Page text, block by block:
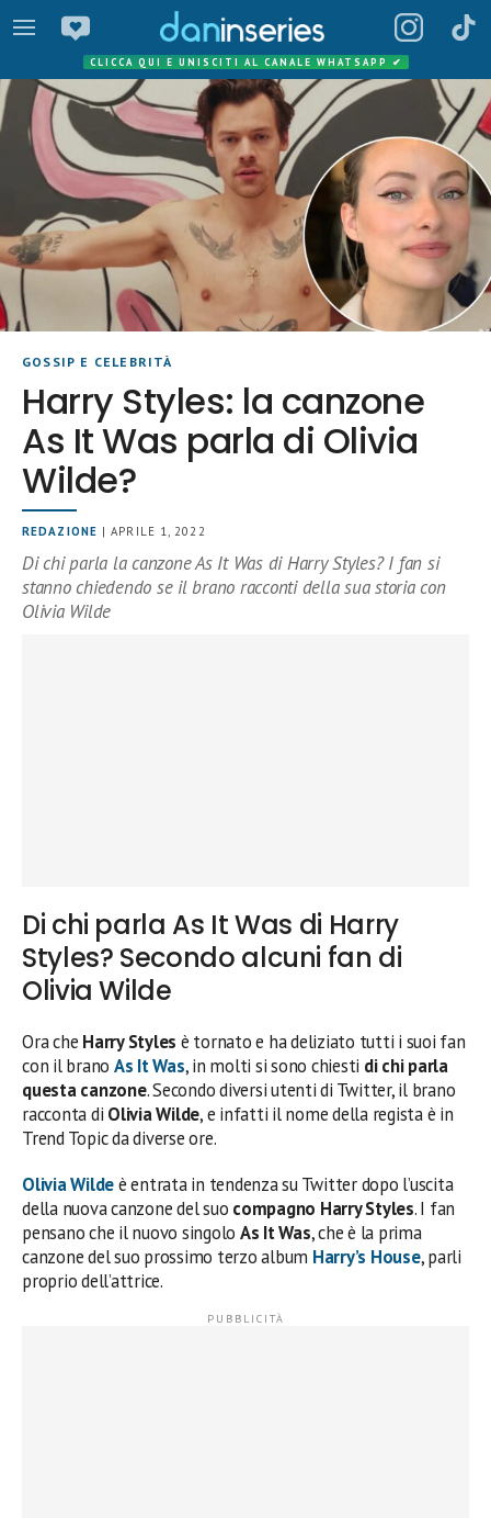
CLICCA QUI E UNISCITI AL CANALE WHATSAPP ✔
GOSSIP E CELEBRITÀ
Harry Styles: la canzone
As It Was parla di Olivia
Wilde?
REDAZIONE | APRILE 1, 2022
Di chi parla la canzone As It Was di Harry Styles? I fan si
stanno chiedendo se il brano racconti della sua storia con
Olivia Wilde
Di chi parla As It Was di Harry
Styles? Secondo alcuni fan di
Olivia Wilde
Ora che Harry Styles è tornato e ha deliziato tutti i suoi fan
con il brano As It Was, in molti si sono chiesti di chi parla
questa canzone. Secondo diversi utenti di Twitter, il brano
racconta di Olivia Wilde, e infatti il nome della regista è in
Trend Topic da diverse ore.
Olivia Wildeè entrata in tendenza su Twitter dopo l’uscita
della nuova canzone del suo compagno Harry Styles. I fan
pensano che il nuovo singolo As It Was, che è la prima
canzone del suo prossimo terzo album Harry’s House, parli
proprio dell’attrice.